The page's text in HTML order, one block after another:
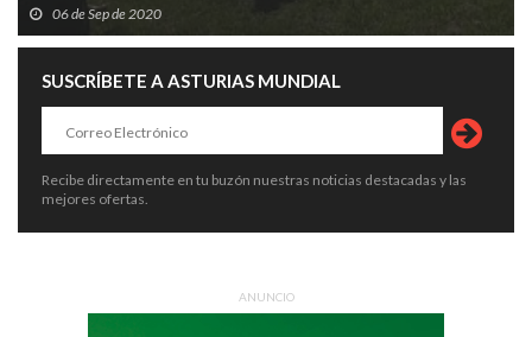
06 de Sep de 2020
SUSCRÍBETE A ASTURIAS MUNDIAL
Recibe directamente en tu buzón nuestras noticias destacadas y las
mejores ofertas.
ANUNCIO